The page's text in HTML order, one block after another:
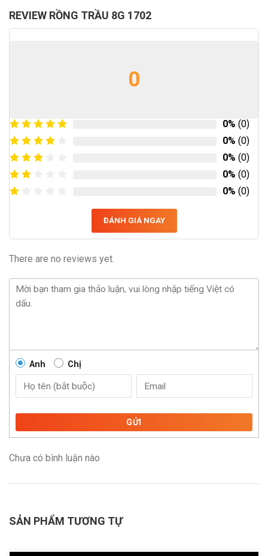
REVIEW RỒNG TRẦU 8G 1702
0
0% (0)
0% (0)
0% (0)
0% (0)
0% (0)
ĐÁNH GIÁ NGAY
There are no reviews yet.
Anh Chị
GỬI
Chưa có bình luận nào
SẢN PHẨM TƯƠNG TỰ